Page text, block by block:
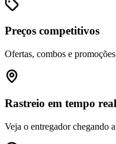
Preços competitivos
Ofertas, combos e
Rastreio em tempo real
Veja o entregador chegando